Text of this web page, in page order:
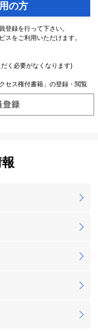
の方
登録を行って下さい。
スをご利用いただけます。
く必要がなくなります)
セス権付書籍」の登録・閲覧